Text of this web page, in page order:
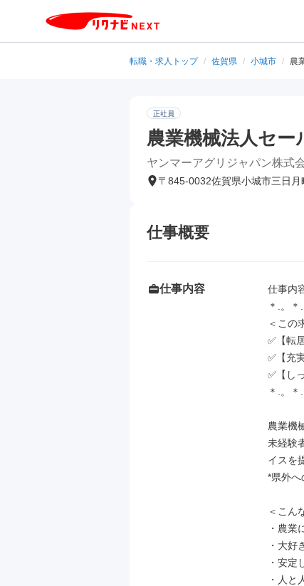
転職・求人トップ / 佐賀県 / 小城市 / 農
正社員
農業機械法人セ
ヤンマーアグリジャパン株式
〒845-0032佐賀県小城市三日月
仕事概要
仕事内容
仕事内
＊.。
＜この
✅【転
✅【充
✅【し
＊.。
農業機
未経験
イスを
*県外へ
＜こん
・農業
・大好
・安定
・人と